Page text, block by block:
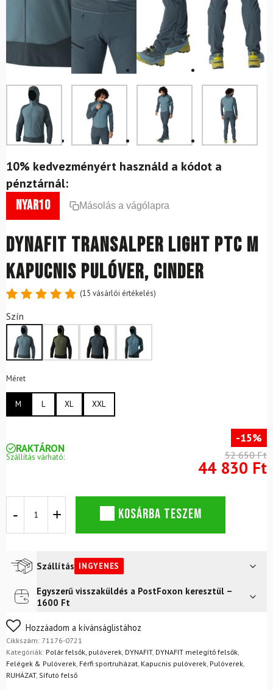
10% kedvezményért használd a kódot a
pénztárnál:
nyar10 Másolás a vágólapra
DYNAFIT Transalper Light PTC M
kapucnis pulóver, Cinder
4.87
5-ből,
értékelés
alapján
(15 vásárlói értékelés)
Szín
Méret
M L XL XXL
RAKTÁRON
Szállítás várható:
-15%
52 650 Ft
44 830 Ft
Transalper
kapucnis
pulóver,
Cinder
mennyiség
KOSÁRBA TESZEM
Szállítás INGYENES
Futár a címreIngyenes
FoxPost
Egyszerű visszaküldés a PostFoxon keresztül –
1600 Ft
Nem biztos a választásában? Semmi gond – a terméket
egyszerűen visszaküldheti 14 napon belül, indoklás nélkül.
Mik a visszaküldés feltételei?
Hozzáadom a kívánságlistához
Cikkszám: 71176-0721
Kategóriák: Polár felsők, pulóverek DYNAFIT, DYNAFIT melegítő felsők
Felégek & Pulóverek Férfi sportruházat Kapucnis pulóverek Pulóverek
RUHÁZAT, Sífutó felső